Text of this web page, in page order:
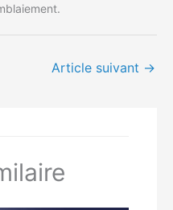
Article suivant →